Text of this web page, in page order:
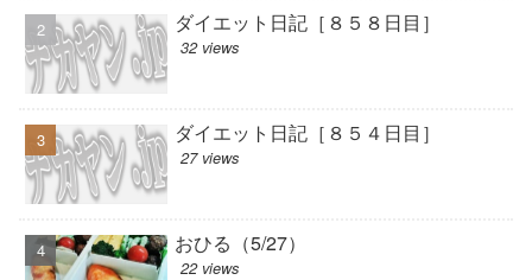
ダイエット日記［８５８日目］
32 views
ダイエット日記［８５４日目］
27 views
おひる（5/27）
22 views